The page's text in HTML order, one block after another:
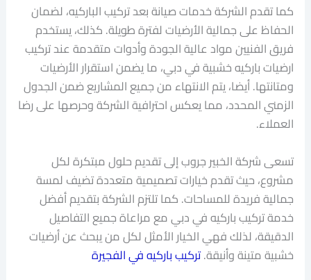
كما تقدم الشركة خدمات صيانة بعد تركيب الباركيه، لضمان
الحفاظ على جمالية الأرضيات لفترة طويلة. كذلك، يستخدم
فريق الفنيين مواد عالية الجودة وأدوات متقدمة عند تركيب
ارضيات باركيه خشبية في دبي، ما يضمن استقرار الأرضيات
ومتانتها. أيضا، يتم الانتهاء من جميع المشاريع ضمن الجدول
الزمني المحدد، مما يعكس احترافية الشركة وحرصها على رضا
العملاء.
تسعى شركة الخبير جروب إلى تقديم حلول مبتكرة لكل
مشروع، حيث تقدم خيارات تصميمية متعددة تضيف لمسة
جمالية فريدة للمساحات. كما تلتزم الشركة بتقديم أفضل
خدمة تركيب باركيه في دبي مع مراعاة جميع التفاصيل
الدقيقة، لذلك فهي الخيار الأمثل لكل من يبحث عن أرضيات
خشبية متينة وأنيقة.تركيب باركيه في الفجيرة